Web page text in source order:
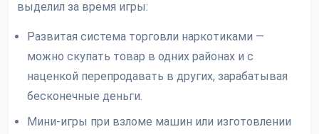
выделил за время игры:
Развитая система торговли наркотиками —
можно скупать товар в одних районах и с
наценкой перепродавать в других, зарабатывая
бесконечные деньги.
Мини-игры при взломе машин или изготовлении